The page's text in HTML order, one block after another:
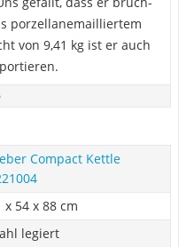
porzellanemailliertem
von 9,41 kg ist er auch
Compact Kettle
x 54 x 88 cm
legiert